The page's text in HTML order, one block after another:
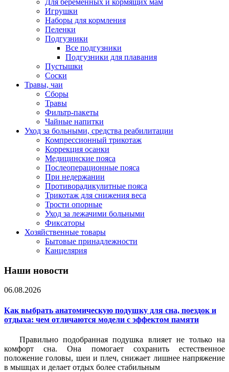
Для беременных и кормящих мам
Игрушки
Наборы для кормления
Пеленки
Подгузники
Все подгузники
Подгузники для плавания
Пустышки
Соски
Травы, чаи
Сборы
Травы
Фильтр-пакеты
Чайные напитки
Уход за больными, средства реабилитации
Компрессионный трикотаж
Коррекция осанки
Медицинские пояса
Послеоперационные пояса
При недержании
Противорадикулитные пояса
Трикотаж для снижения веса
Трости опорные
Уход за лежачими больными
Фиксаторы
Хозяйственные товары
Бытовые принадлежности
Канцелярия
Наши новости
06.08.2026
Как выбрать анатомическую подушку для сна, поездок и
отдыха: чем отличаются модели с эффектом памяти
Правильно подобранная подушка влияет не только на
комфорт сна. Она помогает сохранить естественное
положение головы, шеи и плеч, снижает лишнее напряжение
в мышцах и делает отдых более стабильным